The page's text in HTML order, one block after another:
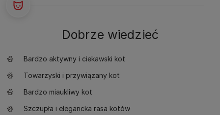
Dobrze wiedzieć
Bardzo aktywny i ciekawski kot
Towarzyski i przywiązany kot
Bardzo miaukliwy kot
Szczupła i elegancka rasa kotów